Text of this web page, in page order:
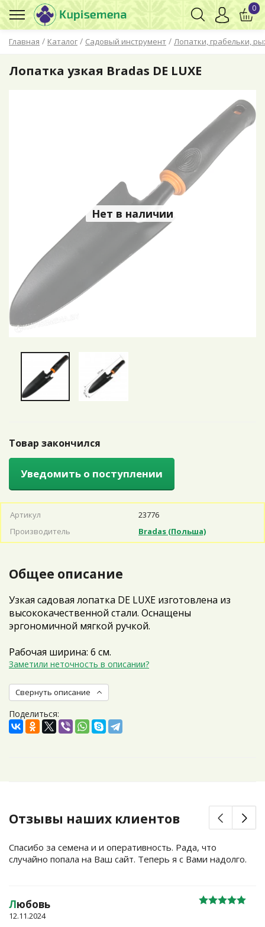
Главная / Каталог / Садовый инструмент / Лопатки, грабельки,
0
Лопатка узкая Bradas DE LUXE
Нет в наличии
Товар закончился
Уведомить о поступлении
Артикул
23776
Производитель
Bradas (Польша)
Общее описание
Узкая садовая лопатка DE LUXE изготовлена из
высококачественной стали. Оснащены
эргономичной мягкой ручкой.
Рабочая ширина: 6 см.
Заметили неточность в описании?
Свернуть описание
Поделиться:
Отзывы наших клиентов
Спасибо за семена и и оперативность. Рада, что
случайно попала на Ваш сайт. Теперь я с Вами надолго.
Любовь
12.11.2024